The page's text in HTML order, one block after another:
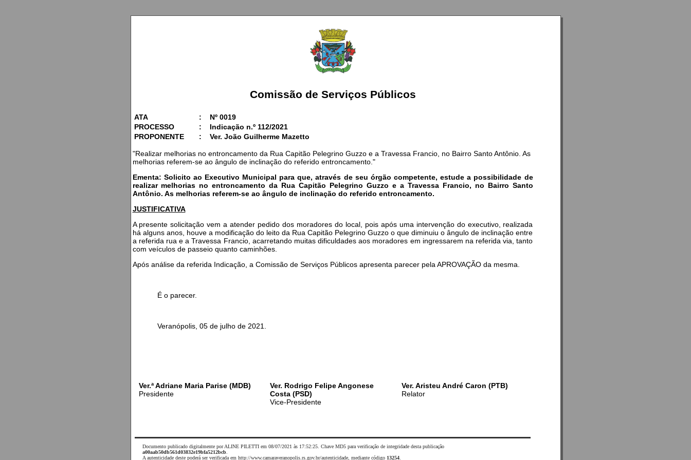
Comissão de Serviços Públicos
ATA :
Nº 0019
PROCESSO
:
Indicação n.º 112/2021
PROPONENTE
: Ver. João Guilherme Mazetto
"Realizar melhorias no entroncamento da Rua Capitão Pelegrino Guzzo e a Travessa Francio, no Bairro Santo Antônio. As
melhorias referem-se ao ângulo de inclinação do referido entroncamento."
Ementa: Solicito ao Executivo Municipal para que, através de seu órgão competente, estude a possibilidade de
realizar melhorias no entroncamento da Rua Capitão Pelegrino Guzzo e a Travessa Francio, no Bairro Santo
Antônio. As melhorias referem-se ao ângulo de inclinação do referido entroncamento.
JUSTIFICATIVA
A presente solicitação vem a atender pedido dos moradores do local, pois após uma intervenção do executivo, realizada
há alguns anos, houve a modificação do leito da Rua Capitão Pelegrino Guzzo o que diminuiu o ângulo de inclinação entre
a referida rua e a Travessa Francio, acarretando muitas dificuldades aos moradores em ingressarem na referida via, tanto
com veículos de passeio quanto caminhões.
Após análise da referida Indicação, a Comissão de Serviços Públicos apresenta parecer pela APROVAÇÃO da mesma.
É o parecer.
Veranópolis, 05 de julho de 2021.
Ver.ª Adriane Maria Parise (MDB)
Presidente
Ver. Rodrigo Felipe Angonese
Costa (PSD)
Vice-Presidente
Ver. Aristeu André Caron (PTB)
Relator
Documento publicado digitalmente por ALINE PILETTI em 08/07/2021 às 17:52:25. Chave MD5 para verificação de integridade desta publicação
a00aab50db561d03832e19bfa5212bcb.
A autenticidade deste poderá ser verificada em http://www.camaraveranopolis.rs.gov.br/autenticidade, mediante código 13254.